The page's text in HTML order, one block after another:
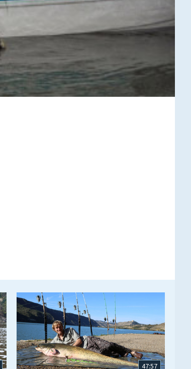
47:57